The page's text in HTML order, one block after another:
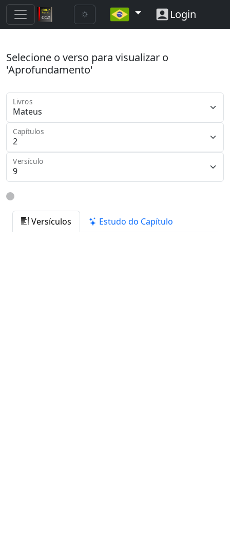
Login
Selecione o verso para visualizar o
'Aprofundamento'
Livros
Capítulos
Versículo
Versículos Estudo do Capítulo